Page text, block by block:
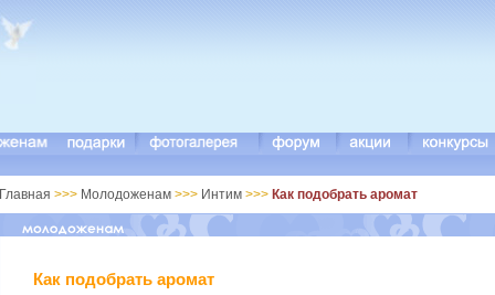
Главная >>> Молодоженам >>> Интим >>> Как подобрать аромат
Как подобрать аромат